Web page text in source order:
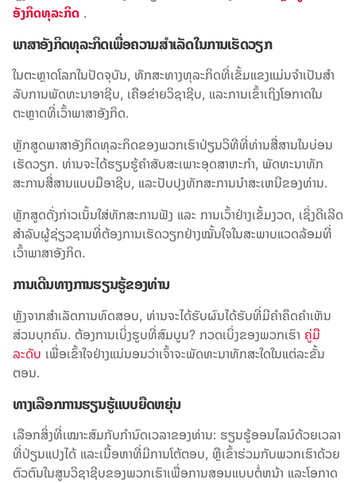
ອັງກິດທຸລະກິດ .
ພາສາອັງກິດທຸລະກິດເພື່ອຄວາມສໍາເລັດໃນການເຮັດວຽກ
ໃນຕະຫຼາດໂລກໃນປັດຈຸບັນ, ທັກສະທາງທຸລະກິດທີ່ເຂັ້ມແຂງແມ່ນຈໍາເປັນສໍາ
ລັບການພັດທະນາອາຊີບ, ເຄືອຂ່າຍວິຊາຊີບ, ແລະການເຂົ້າເຖິງໂອກາດໃນ
ຕະຫຼາດທີ່ເວົ້າພາສາອັງກິດ.
ຫຼັກສູດພາສາອັງກິດທຸລະກິດຂອງພວກເຮົາປ່ຽນວິທີທີ່ທ່ານສື່ສານໃນບ່ອນ
ເຮັດວຽກ. ທ່ານຈະໄດ້ຮຽນຮູ້ຄໍາສັບສະເພາະອຸດສາຫະກໍາ, ພັດທະນາທັກ
ສະການສື່ສານແບບມືອາຊີບ, ແລະປັບປຸງທັກສະການນໍາສະເຫນີຂອງທ່ານ.
ຫຼັກສູດດັ່ງກ່າວເນັ້ນໃສ່ທັກສະການຟັງ ແລະ ການເວົ້າຢ່າງເຂັ້ມງວດ, ເຊິ່ງດີເລີດ
ສຳລັບຜູ້ຊ່ຽວຊານທີ່ຕ້ອງການເຮັດວຽກຢ່າງໝັ້ນໃຈໃນສະພາບແວດລ້ອມທີ່
ເວົ້າພາສາອັງກິດ.
ການເດີນທາງການຮຽນຮູ້ຂອງທ່ານ
ຫຼັງ​ຈາກ​ສໍາ​ເລັດ​ການ​ທົດ​ສອບ​, ທ່ານ​ຈະ​ໄດ້​ຮັບ​ຜົນ​ໄດ້​ຮັບ​ທີ່​ມີ​ຄໍາ​ຄຶດ​ຄໍາ​ເຫັນ​
ສ່ວນ​ບຸກ​ຄົນ​. ຕ້ອງການເບິ່ງຮູບທີ່ສົມບູນ? ກວດເບິ່ງຂອງພວກເຮົາ ຄູ່ມື
ລະດັບ ເພື່ອເຂົ້າໃຈຢ່າງແນ່ນອນວ່າເຈົ້າຈະພັດທະນາທັກສະໃດໃນແຕ່ລະຂັ້ນ
ຕອນ.
ທາງເລືອກການຮຽນຮູ້ແບບຍືດຫຍຸ່ນ
ເລືອກສິ່ງທີ່ເໝາະສົມກັບກຳນົດເວລາຂອງທ່ານ: ຮຽນຮູ້ອອນໄລນ໌ດ້ວຍເວລາ
ທີ່ປ່ຽນແປງໄດ້ ແລະເນື້ອຫາທີ່ມີການໂຕ້ຕອບ, ຫຼືເຂົ້າຮ່ວມກັບພວກເຮົາດ້ວຍ
ຕົວຕົນໃນສູນວິຊາຊີບຂອງພວກເຮົາເພື່ອການສອນແບບຕໍ່ຫນ້າ ແລະໂອກາດ